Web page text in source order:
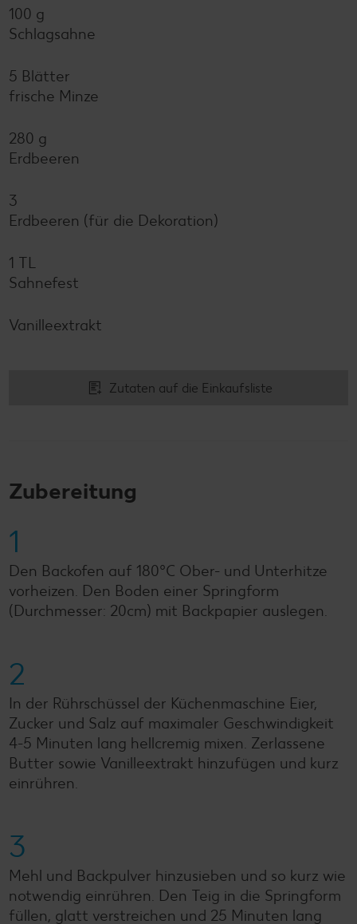
100 g
Schlagsahne
5 Blätter
frische Minze
280 g
Erdbeeren
3
Erdbeeren (für die Dekoration)
1 TL
Sahnefest
Vanilleextrakt
Zutaten auf die Einkaufsliste
Zubereitung
1
Den Backofen auf 180°C Ober- und Unterhitze
vorheizen. Den Boden einer Springform
(Durchmesser: 20cm) mit Backpapier auslegen.
2
In der Rührschüssel der Küchenmaschine Eier,
Zucker und Salz auf maximaler Geschwindigkeit
4-5 Minuten lang hellcremig mixen. Zerlassene
Butter sowie Vanilleextrakt hinzufügen und kurz
einrühren.
3
Mehl und Backpulver hinzusieben und so kurz wie
notwendig einrühren. Den Teig in die Springform
füllen, glatt verstreichen und 25 Minuten lang